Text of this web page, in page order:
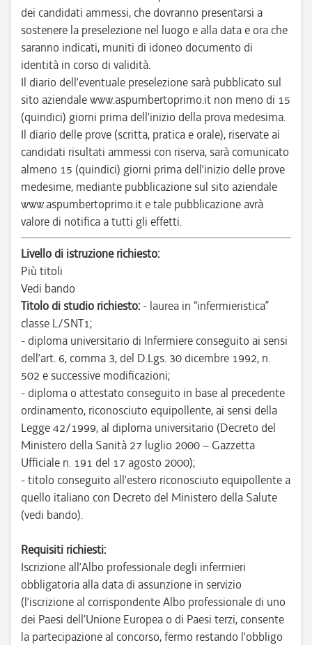
dei candidati ammessi, che dovranno presentarsi a
sostenere la preselezione nel luogo e alla data e ora che
saranno indicati, muniti di idoneo documento di
identità in corso di validità.
Il diario dell’eventuale preselezione sarà pubblicato sul
sito aziendale www.aspumbertoprimo.it non meno di 15
(quindici) giorni prima dell’inizio della prova medesima.
Il diario delle prove (scritta, pratica e orale), riservate ai
candidati risultati ammessi con riserva, sarà comunicato
almeno 15 (quindici) giorni prima dell’inizio delle prove
medesime, mediante pubblicazione sul sito aziendale
www.aspumbertoprimo.it e tale pubblicazione avrà
valore di notifica a tutti gli effetti.
Livello di istruzione richiesto:
Più titoli
Vedi bando
Titolo di studio richiesto: - laurea in “infermieristica”
classe L/SNT1;
- diploma universitario di Infermiere conseguito ai sensi
dell’art. 6, comma 3, del D.Lgs. 30 dicembre 1992, n.
502 e successive modificazioni;
- diploma o attestato conseguito in base al precedente
ordinamento, riconosciuto equipollente, ai sensi della
Legge 42/1999, al diploma universitario (Decreto del
Ministero della Sanità 27 luglio 2000 – Gazzetta
Ufficiale n. 191 del 17 agosto 2000);
- titolo conseguito all’estero riconosciuto equipollente a
quello italiano con Decreto del Ministero della Salute
(vedi bando).
Requisiti richiesti:
Iscrizione all’Albo professionale degli infermieri
obbligatoria alla data di assunzione in servizio
(l’iscrizione al corrispondente Albo professionale di uno
dei Paesi dell’Unione Europea o di Paesi terzi, consente
la partecipazione al concorso, fermo restando l’obbligo